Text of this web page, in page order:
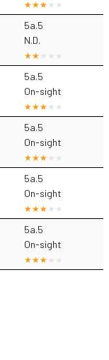
5a.5
N.D.
5a.5
On-sight
5a.5
On-sight
5a.5
On-sight
5a.5
On-sight